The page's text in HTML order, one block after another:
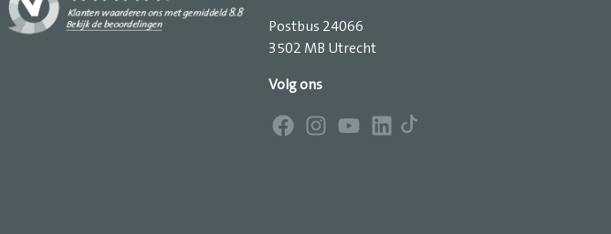
Postbus 24066
3502 MB Utrecht
Volg ons